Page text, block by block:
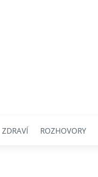
ZDRAVÍ ROZHOVORY